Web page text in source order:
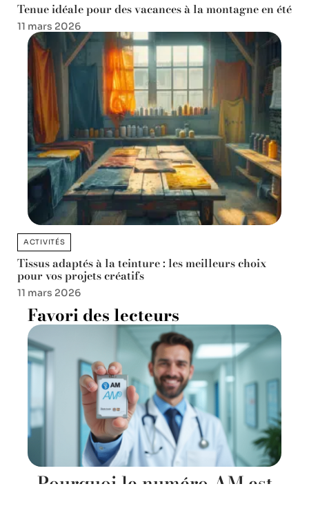
Tenue idéale pour des vacances à la montagne en été
11 mars 2026
ACTIVITÉS
Tissus adaptés à la teinture : les meilleurs choix
pour vos projets créatifs
11 mars 2026
Favori des lecteurs
Pourquoi le numéro AM est